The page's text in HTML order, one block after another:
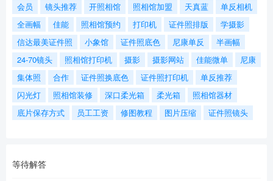
会员
镜头推荐 开照相馆 照相馆加盟 天真蓝
单反相机
全画幅
佳能 照相馆预约 打印机 证件照排版
学摄影
信达最美证件照
小象馆 证件照底色 尼康单反
半画幅
24-70镜头
照相馆打印机 摄影 摄影网站 佳能微单
尼康
集体照
合作 证件照换底色 证件照打印机
单反推荐
闪光灯
照相馆装修 深口柔光箱 柔光箱
照相馆器材
底片保存方式
员工工资 修图教程 图片压缩 证件照镜头
等待解答